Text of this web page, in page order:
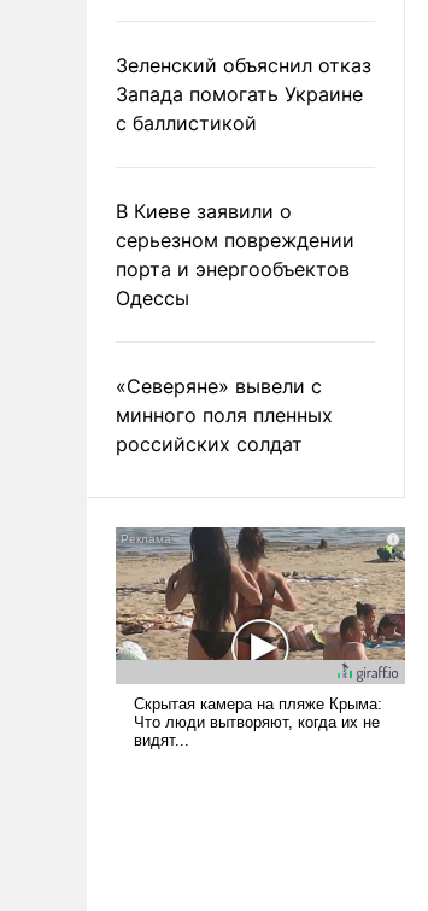
Зеленский объяснил отказ
Запада помогать Украине
с баллистикой
В Киеве заявили о
серьезном повреждении
порта и энергообъектов
Одессы
«Северяне» вывели с
минного поля пленных
российских солдат